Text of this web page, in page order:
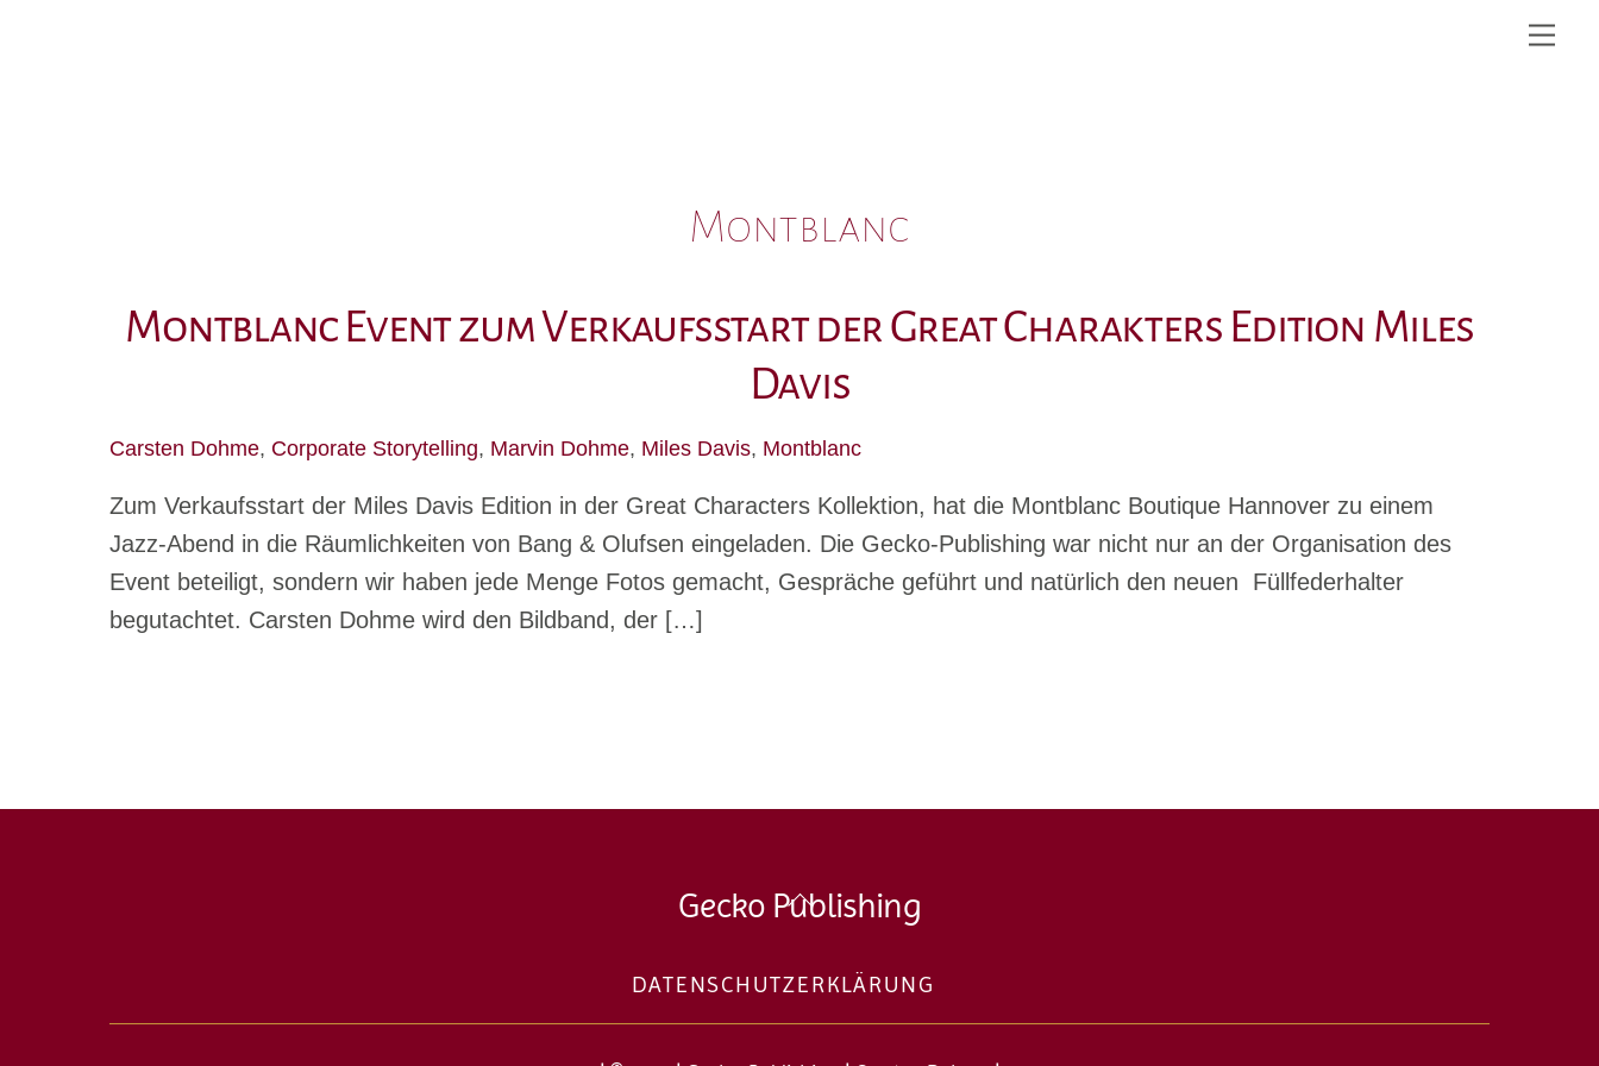
Montblanc
Montblanc Event zum Verkaufsstart der Great Charakters Edition Miles
Davis
Carsten Dohme, Corporate Storytelling, Marvin Dohme, Miles Davis, Montblanc
Zum Verkaufsstart der Miles Davis Edition in der Great Characters Kollektion, hat die Montblanc Boutique Hannover zu einem
Jazz-Abend in die Räumlichkeiten von Bang & Olufsen eingeladen. Die Gecko-Publishing war nicht nur an der Organisation des
Event beteiligt, sondern wir haben jede Menge Fotos gemacht, Gespräche geführt und natürlich den neuen Füllfederhalter
begutachtet. Carsten Dohme wird den Bildband, der […]
Back
Top
Gecko Publishing
DATENSCHUTZERKLÄRUNG